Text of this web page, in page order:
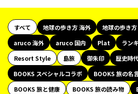
すべて 地球の歩き方 海外
地球の歩き方
aruco 海外
aruco 国内 Plat
ラン
Resort Style
島旅 御朱印 歴史時
BOOKS スペシャルコラボ
BOOKS 旅の名
BOOKS 旅と健康
BOOKS 旅の読み物